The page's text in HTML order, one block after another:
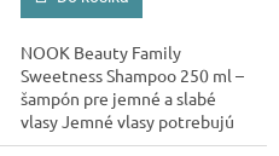
NOOK Beauty Family
Sweetness Shampoo 250 ml –
šampón pre jemné a slabé
vlasy Jemné vlasy potrebujú
ľahkosť, nie zaťaženie. NOOK